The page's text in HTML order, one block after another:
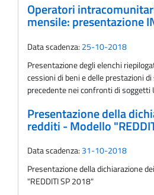
Operatori
mensile: presentazione
Data scadenza: 25-10-2018
Presentazione degli elenchi
cessioni di beni e delle prestazioni
precedente nei confronti di soggetti
Presentazione della
redditi - Modello
Data scadenza: 31-10-2018
Presentazione della dichiarazione
"REDDITI SP 2018"